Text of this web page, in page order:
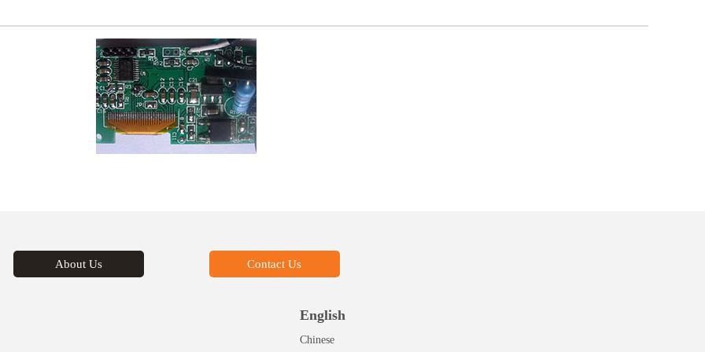
About Us Contact Us
English
Chinese